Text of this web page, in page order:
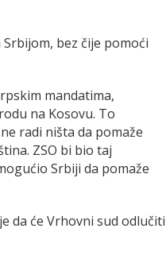
bez čije pomoći
mandatima,
na Kosovu. To
radi ništa da pomaže
ZSO bi bio taj
Srbiji da pomaže
da će Vrhovni sud odlučiti